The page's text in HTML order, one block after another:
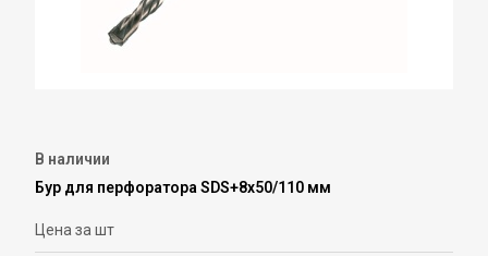
В наличии
Бур для перфоратора SDS+8х50/110 мм
Цена за шт